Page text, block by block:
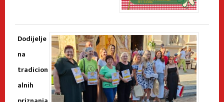
Dodijelje
na
tradicion
alnih